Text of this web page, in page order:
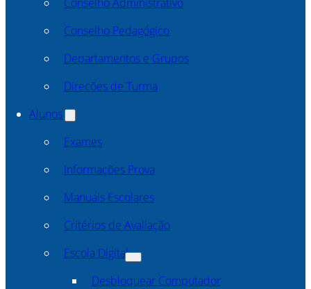
Conselho Pedagógico
Departamentos e Grupos
Direcões de Turma
Alunos
Exames
Informações Prova
Manuais Escolares
Critérios de Avaliação
Escola Digital
Desbloquear Computador